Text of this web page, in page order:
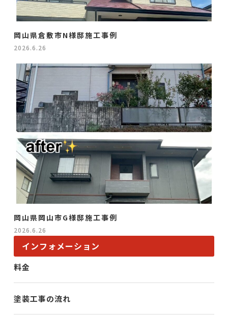
岡山県倉敷市N様邸施工事例
2026.6.26
岡山県岡山市G様邸施工事例
2026.6.26
インフォメーション
料金
塗装工事の流れ